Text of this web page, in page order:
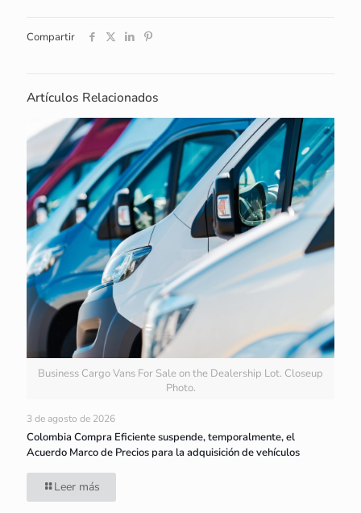
Compartir
Artículos Relacionados
Business Cargo Vans For Sale on the Dealership Lot. Closeup
Photo.
3 de agosto de 2026
Colombia Compra Eficiente suspende, temporalmente, el
Acuerdo Marco de Precios para la adquisición de vehículos
Leer más